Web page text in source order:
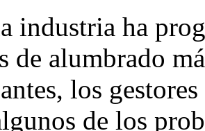
industria ha
de alumbrado
los
de los